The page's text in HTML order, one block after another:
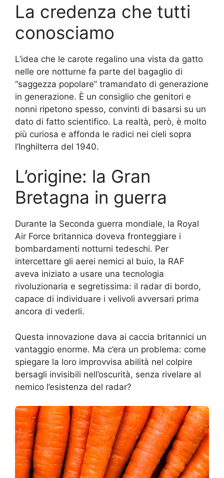
La credenza che tutti
conosciamo
L’idea che le carote regalino una vista da gatto
nelle ore notturne fa parte del bagaglio di
“saggezza popolare” tramandato di generazione
in generazione. È un consiglio che genitori e
nonni ripetono spesso, convinti di basarsi su un
dato di fatto scientifico. La realtà, però, è molto
più curiosa e affonda le radici nei cieli sopra
l’Inghilterra del 1940.
L’origine: la Gran
Bretagna in guerra
Durante la Seconda guerra mondiale, la Royal
Air Force britannica doveva fronteggiare i
bombardamenti notturni tedeschi. Per
intercettare gli aerei nemici al buio, la RAF
aveva iniziato a usare una tecnologia
rivoluzionaria e segretissima: il radar di bordo,
capace di individuare i velivoli avversari prima
ancora di vederli.
Questa innovazione dava ai caccia britannici un
vantaggio enorme. Ma c’era un problema: come
spiegare la loro improvvisa abilità nel colpire
bersagli invisibili nell’oscurità, senza rivelare al
nemico l’esistenza del radar?